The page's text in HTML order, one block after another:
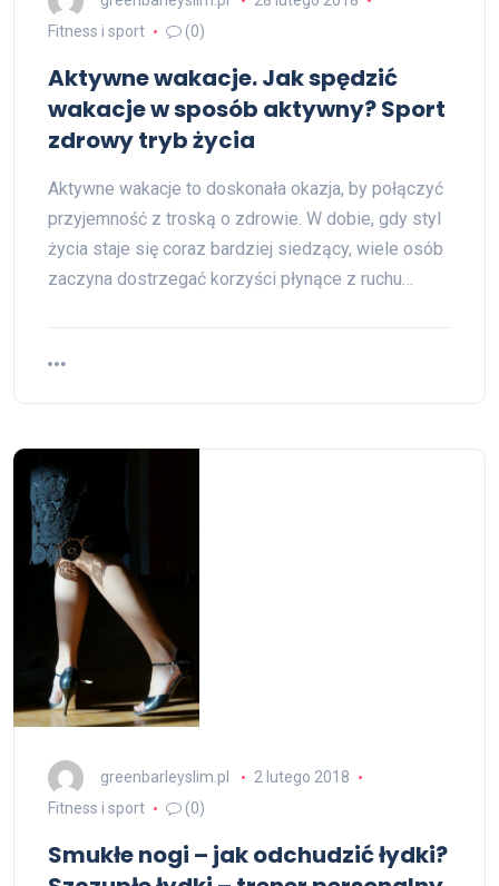
Fitness i sport
(0)
Aktywne wakacje. Jak spędzić
wakacje w sposób aktywny? Sport
zdrowy tryb życia
Aktywne wakacje to doskonała okazja, by połączyć
przyjemność z troską o zdrowie. W dobie, gdy styl
życia staje się coraz bardziej siedzący, wiele osób
zaczyna dostrzegać korzyści płynące z ruchu…
greenbarleyslim.pl
2 lutego 2018
Fitness i sport
(0)
Smukłe nogi – jak odchudzić łydki?